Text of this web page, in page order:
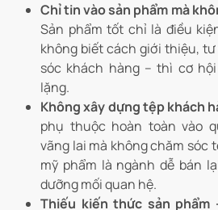
Chỉ tin vào sản phẩm mà
Sản phẩm tốt chỉ là điều
không biết cách giới thiệu,
sóc khách hàng – thì cơ
lặng.
Không xây dựng tệp khách
phụ thuộc hoàn toàn vào
vãng lai mà không chăm sóc
mỹ phẩm là ngành dễ bán
dưỡng mối quan hệ.
Thiếu kiến thức sản